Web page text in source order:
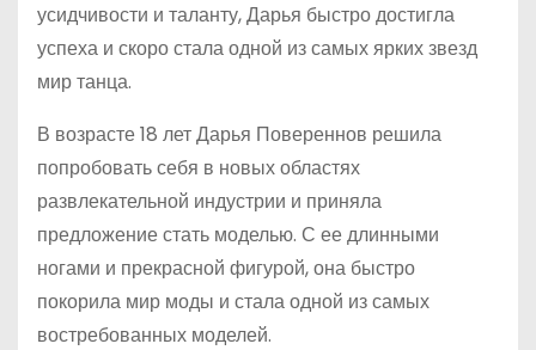
усидчивости и таланту, Дарья быстро достигла
успеха и скоро стала одной из самых ярких звезд
мир танца.
В возрасте 18 лет Дарья Повереннов решила
попробовать себя в новых областях
развлекательной индустрии и приняла
предложение стать моделью. С ее длинными
ногами и прекрасной фигурой, она быстро
покорила мир моды и стала одной из самых
востребованных моделей.